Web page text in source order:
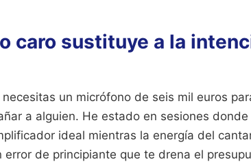
caro sustituye a la
un micrófono de seis mil euros
a alguien. He estado en sesiones
ideal mientras la energía del
error de principiante que te drena el